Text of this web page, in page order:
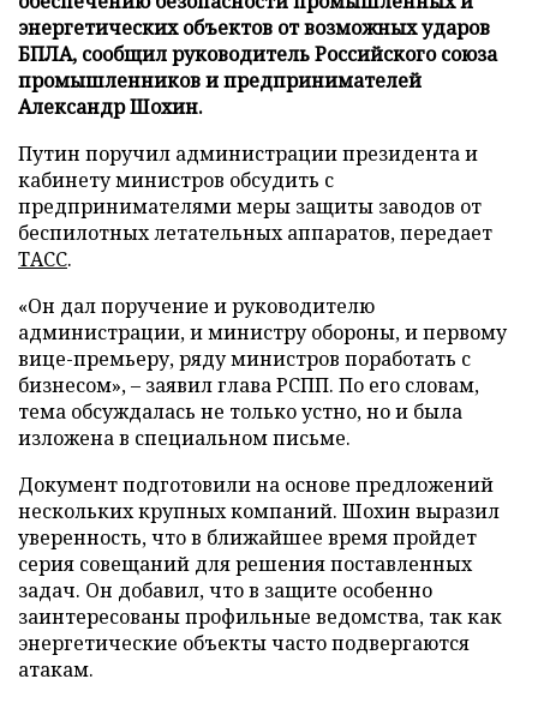
энергетических объектов от возможных ударов
БПЛА, сообщил руководитель Российского союза
промышленников и предпринимателей
Александр Шохин.
Путин поручил администрации президента и
кабинету министров обсудить с
предпринимателями меры защиты заводов от
беспилотных летательных аппаратов, передает
ТАСС.
«Он дал поручение и руководителю
администрации, и министру обороны, и первому
вице-премьеру, ряду министров поработать с
бизнесом», – заявил глава РСПП. По его словам,
тема обсуждалась не только устно, но и была
изложена в специальном письме.
Документ подготовили на основе предложений
нескольких крупных компаний. Шохин выразил
уверенность, что в ближайшее время пройдет
серия совещаний для решения поставленных
задач. Он добавил, что в защите особенно
заинтересованы профильные ведомства, так как
энергетические объекты часто подвергаются
атакам.